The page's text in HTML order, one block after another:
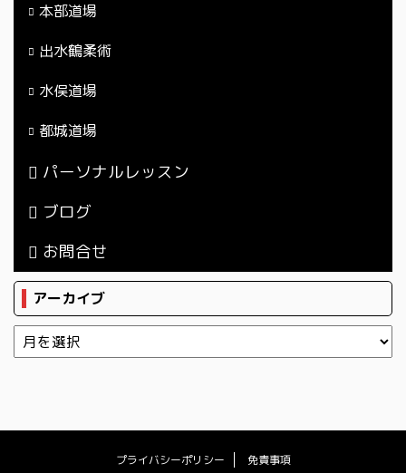
本部道場
出水鶴柔術
水俣道場
都城道場
パーソナルレッスン
ブログ
お問合せ
アーカイブ
プライバシーポリシー 免責事項